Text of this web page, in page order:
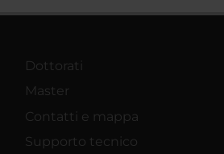
Dottorati
Master
Contatti e mappa
Supporto tecnico